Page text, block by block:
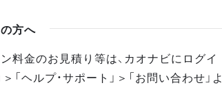
方へ
料金のお見積り等は、カオナビにログイ
「ヘルプ・サポート」＞「お問い合わせ」よ